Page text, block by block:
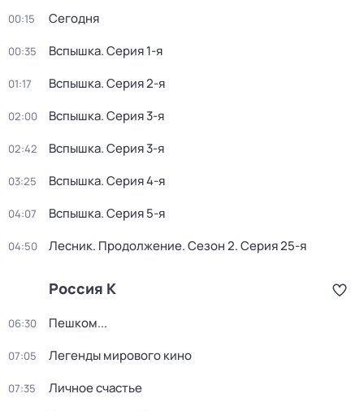
00:15 Сегодня
00:35 Вспышка. Серия 1-я
01:17 Вспышка. Серия 2-я
02:00 Вспышка. Серия 3-я
02:42 Вспышка. Серия 3-я
03:25 Вспышка. Серия 4-я
04:07 Вспышка. Серия 5-я
04:50 Лесник. Продолжение. Сезон 2. Серия 25-я
Россия К
06:30 Пешком...
07:05 Легенды мирового кино
07:35 Личное счастье